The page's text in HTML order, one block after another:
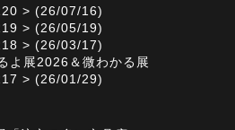
> (26/07/16)
> (26/05/19)
> (26/03/17)
よ展2026＆微わかる展
> (26/01/29)